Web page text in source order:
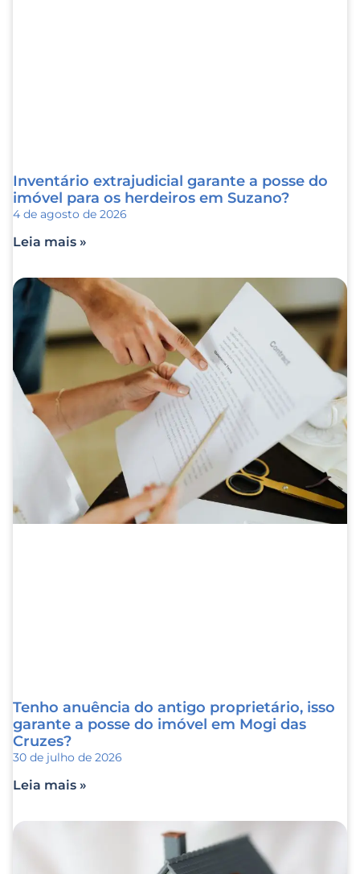
Inventário extrajudicial garante a posse do
imóvel para os herdeiros em Suzano?
4 de agosto de 2026
Leia mais »
Tenho anuência do antigo proprietário, isso
garante a posse do imóvel em Mogi das
Cruzes?
30 de julho de 2026
Leia mais »